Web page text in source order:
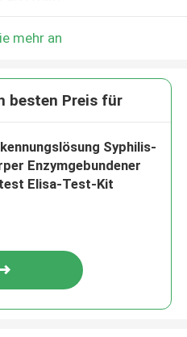
mehr an
besten Preis für
Syphilis-
Enzymgebundener
Elisa-Test-Kit